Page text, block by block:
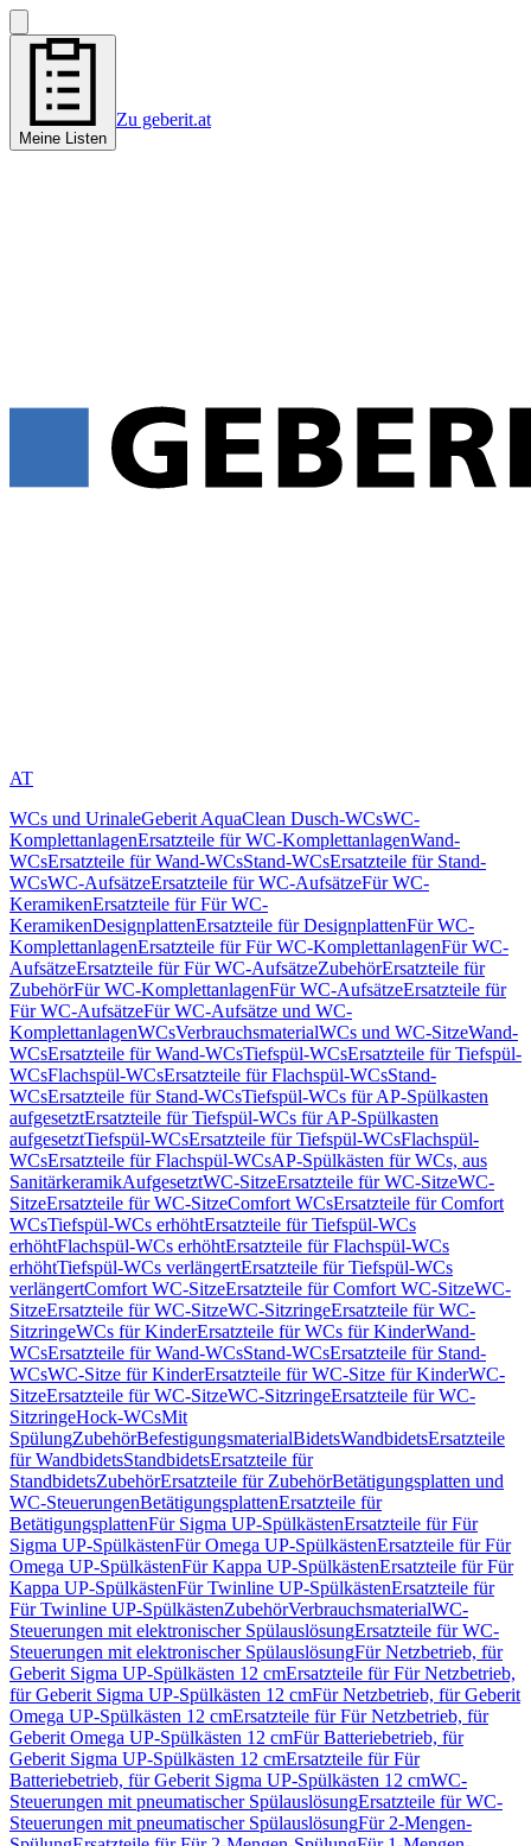
Meine Listen
Zu geberit.at
AT
WCs und UrinaleGeberit AquaClean Dusch-WCsWC-
KomplettanlagenErsatzteile für WC-KomplettanlagenWand-
WCsErsatzteile für Wand-WCsStand-WCsErsatzteile für Stand-
WCsWC-AufsätzeErsatzteile für WC-AufsätzeFür WC-
KeramikenErsatzteile für Für WC-
KeramikenDesignplattenErsatzteile für DesignplattenFür WC-
KomplettanlagenErsatzteile für Für WC-KomplettanlagenFür WC-
AufsätzeErsatzteile für Für WC-AufsätzeZubehörErsatzteile für
ZubehörFür WC-KomplettanlagenFür WC-AufsätzeErsatzteile für
Für WC-AufsätzeFür WC-Aufsätze und WC-
KomplettanlagenWCsVerbrauchsmaterialWCs und WC-SitzeWand-
WCsErsatzteile für Wand-WCsTiefspül-WCsErsatzteile für Tiefspül-
WCsFlachspül-WCsErsatzteile für Flachspül-WCsStand-
WCsErsatzteile für Stand-WCsTiefspül-WCs für AP-Spülkasten
aufgesetztErsatzteile für Tiefspül-WCs für AP-Spülkasten
aufgesetztTiefspül-WCsErsatzteile für Tiefspül-WCsFlachspül-
WCsErsatzteile für Flachspül-WCsAP-Spülkästen für WCs, aus
SanitärkeramikAufgesetztWC-SitzeErsatzteile für WC-SitzeWC-
SitzeErsatzteile für WC-SitzeComfort WCsErsatzteile für Comfort
WCsTiefspül-WCs erhöhtErsatzteile für Tiefspül-WCs
erhöhtFlachspül-WCs erhöhtErsatzteile für Flachspül-WCs
erhöhtTiefspül-WCs verlängertErsatzteile für Tiefspül-WCs
verlängertComfort WC-SitzeErsatzteile für Comfort WC-SitzeWC-
SitzeErsatzteile für WC-SitzeWC-SitzringeErsatzteile für WC-
SitzringeWCs für KinderErsatzteile für WCs für KinderWand-
WCsErsatzteile für Wand-WCsStand-WCsErsatzteile für Stand-
WCsWC-Sitze für KinderErsatzteile für WC-Sitze für KinderWC-
SitzeErsatzteile für WC-SitzeWC-SitzringeErsatzteile für WC-
SitzringeHock-WCsMit
SpülungZubehörBefestigungsmaterialBidetsWandbidetsErsatzteile
für WandbidetsStandbidetsErsatzteile für
StandbidetsZubehörErsatzteile für ZubehörBetätigungsplatten und
WC-SteuerungenBetätigungsplattenErsatzteile für
BetätigungsplattenFür Sigma UP-SpülkästenErsatzteile für Für
Sigma UP-SpülkästenFür Omega UP-SpülkästenErsatzteile für Für
Omega UP-SpülkästenFür Kappa UP-SpülkästenErsatzteile für Für
Kappa UP-SpülkästenFür Twinline UP-SpülkästenErsatzteile für
Für Twinline UP-SpülkästenZubehörVerbrauchsmaterialWC-
Steuerungen mit elektronischer SpülauslösungErsatzteile für WC-
Steuerungen mit elektronischer SpülauslösungFür Netzbetrieb, für
Geberit Sigma UP-Spülkästen 12 cmErsatzteile für Für Netzbetrieb,
für Geberit Sigma UP-Spülkästen 12 cmFür Netzbetrieb, für Geberit
Omega UP-Spülkästen 12 cmErsatzteile für Für Netzbetrieb, für
Geberit Omega UP-Spülkästen 12 cmFür Batteriebetrieb, für
Geberit Sigma UP-Spülkästen 12 cmErsatzteile für Für
Batteriebetrieb, für Geberit Sigma UP-Spülkästen 12 cmWC-
Steuerungen mit pneumatischer SpülauslösungErsatzteile für WC-
Steuerungen mit pneumatischer SpülauslösungFür 2-Mengen-